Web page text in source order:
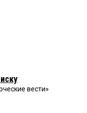
вести»